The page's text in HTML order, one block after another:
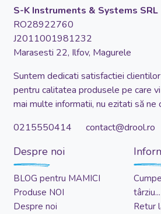
S-K Instruments & Systems SRL
RO28922760
J2011001981232
Marasesti 22, Ilfov, Magurele
Suntem dedicati satisfactiei
pentru calitatea produsele pe care
mai multe informatii, nu ezitati să ne
0215550414 contact@drool.ro
Despre noi
BLOG pentru MAMICI
Produse NOI
Despre noi
târziu...
Retur